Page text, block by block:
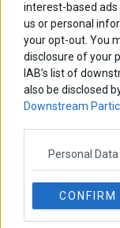
interest-based
us or personal
your opt-out. You
disclosure of your
IAB’s list of
also be disclosed
Downstream
Personal
CONFIRM